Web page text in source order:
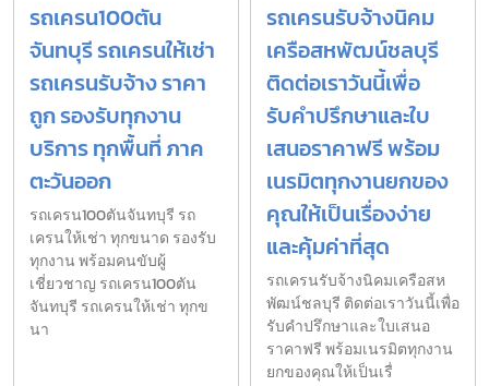
รถเครน100ตัน
จันทบุรี รถเครนให้เช่า
รถเครนรับจ้าง ราคา
ถูก รองรับทุกงาน
บริการ ทุกพื้นที่ ภาค
ตะวันออก
รถเครน100ตันจันทบุรี รถ
เครนให้เช่า ทุกขนาด รองรับ
ทุกงาน พร้อมคนขับผู้
เชี่ยวชาญ รถเครน100ตัน
จันทบุรี รถเครนให้เช่า ทุกข
นา
รถเครนรับจ้างนิคม
เครือสหพัฒน์ชลบุรี
ติดต่อเราวันนี้เพื่อ
รับคำปรึกษาและใบ
เสนอราคาฟรี พร้อม
เนรมิตทุกงานยกของ
คุณให้เป็นเรื่องง่าย
และคุ้มค่าที่สุด
รถเครนรับจ้างนิคมเครือสห
พัฒน์ชลบุรี ติดต่อเราวันนี้เพื่อ
รับคำปรึกษาและใบเสนอ
ราคาฟรี พร้อมเนรมิตทุกงาน
ยกของคุณให้เป็นเรื่